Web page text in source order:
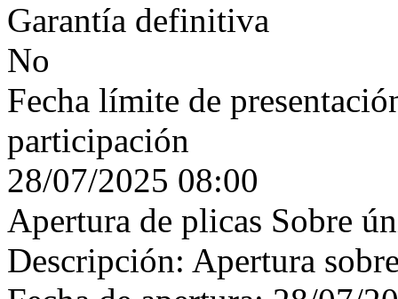
Garantía definitiva
No
Fecha límite de
participación
28/07/2025 08:00
Apertura de plicas Sobre
Descripción: Apertura